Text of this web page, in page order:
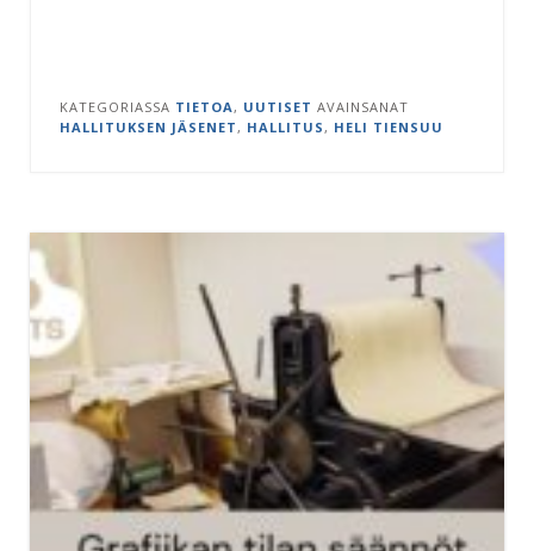
KATEGORIASSA TIETOA , UUTISET AVAINSANAT
HALLITUKSEN JÄSENET , HALLITUS , HELI TIENSUU